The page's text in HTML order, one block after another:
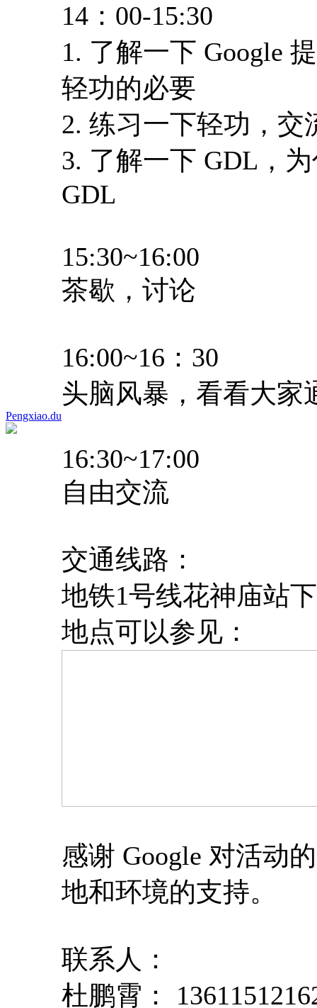
Pengxiao.du
14：00-15:30
1. 了解一下 Google
轻功的必要
2. 练习一下轻功，
3. 了解一下 GDL，
GDL
15:30~16:00
茶歇，讨论
16:00~16：30
头脑风暴，看看大家
16:30~17:00
自由交流
交通线路：
地铁1号线花神庙站
地点可以参见：
感谢 Google 对活动
地和环境的支持。
联系人：
杜鹏霄：